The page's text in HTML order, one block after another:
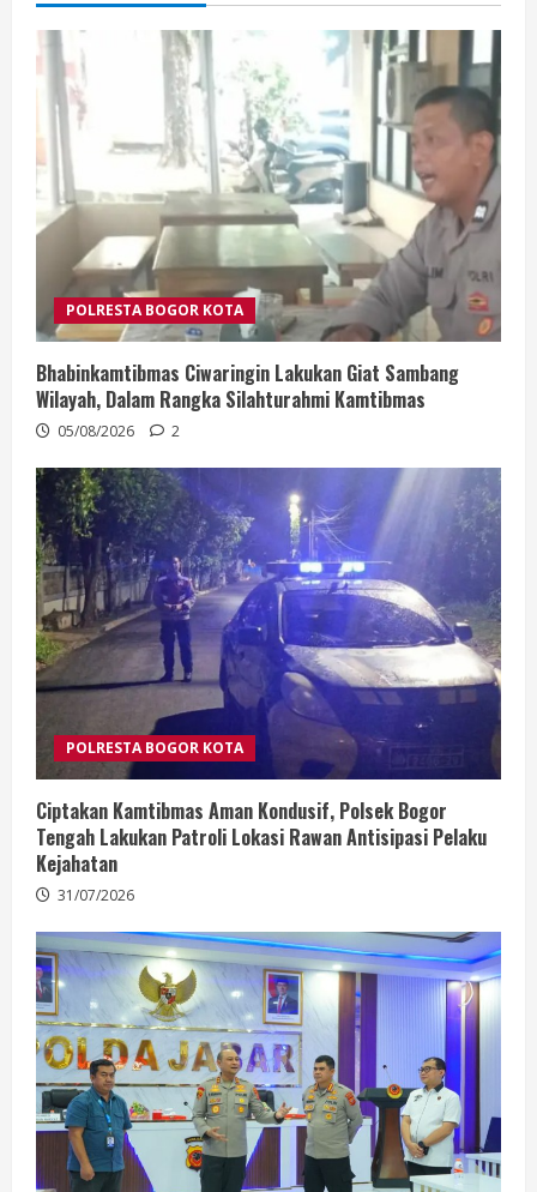
POLRESTA BOGOR KOTA
Bhabinkamtibmas Ciwaringin Lakukan Giat Sambang
Wilayah, Dalam Rangka Silahturahmi Kamtibmas
05/08/2026 2
POLRESTA BOGOR KOTA
Ciptakan Kamtibmas Aman Kondusif, Polsek Bogor
Tengah Lakukan Patroli Lokasi Rawan Antisipasi Pelaku
Kejahatan
31/07/2026